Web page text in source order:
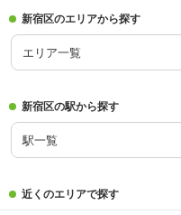
新宿区のエリアから探す
エリア一覧
新宿区の駅から探す
駅一覧
近くのエリアで探す